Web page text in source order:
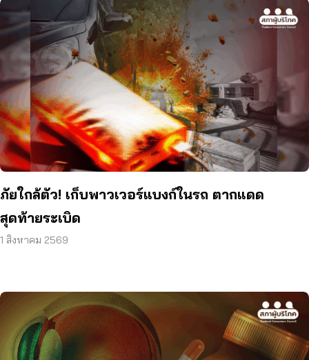
ภัยใกล้ตัว! เก็บพาวเวอร์แบงก์ในรถ ตากแดด
สุดท้ายระเบิด
1 สิงหาคม 2569